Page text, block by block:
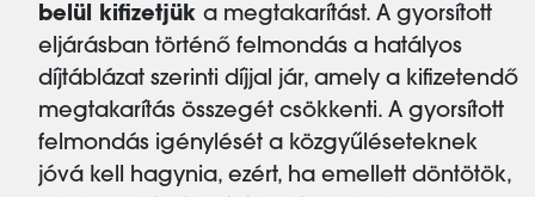
belül kifizetjük a megtakarítást. A gyorsított
eljárásban történő felmondás a hatályos
díjtáblázat szerinti díjjal jár, amely a kifizetendő
megtakarítás összegét csökkenti. A gyorsított
felmondás igénylését a közgyűléseteknek
jóvá kell hagynia, ezért, ha emellett döntötök,